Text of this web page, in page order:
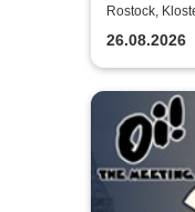
Lights
Rostock,
26.08.2026